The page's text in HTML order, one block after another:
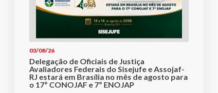
03/08/26
Delegação de Oficiais de Justiça
Avaliadores Federais do Sisejufe e Assojaf-
RJ estará em Brasília no mês de agosto para
o 17º CONOJAF e 7º ENOJAP